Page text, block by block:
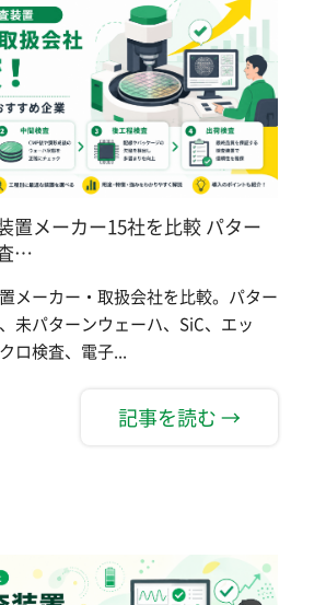
置メーカー15社を比較 パター
…
メーカー・取扱会社を比較。パター
未パターンウェーハ、SiC、エッ
ロ検査、電子...
記事を読む →